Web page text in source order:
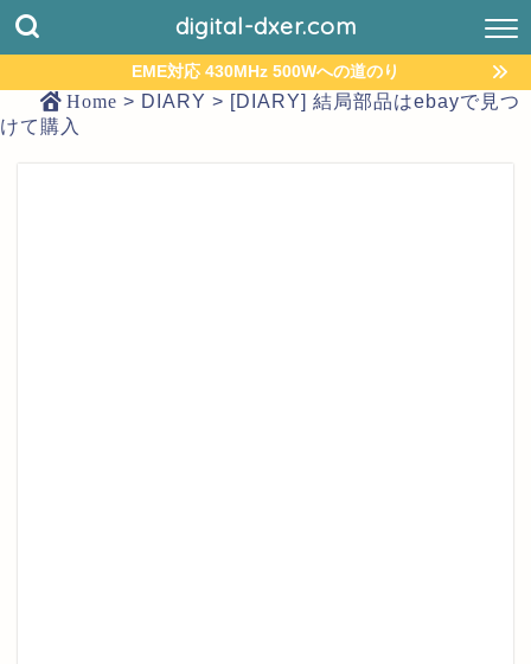
digital-dxer.com
EME対応 430MHz 500Wへの道のり
Home > DIARY > [DIARY] 結局部品はebayで見つ
けて購入